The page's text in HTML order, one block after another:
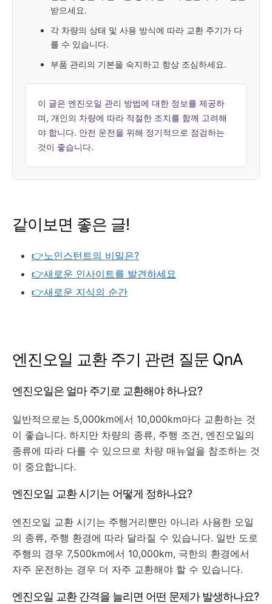
받으세요.
각 차량의 상태 및 사용 방식에 따라 교환 주기가 다
를 수 있습니다.
부품 관리의 기본을 숙지하고 항상 조심하세요.
이 글은 엔진오일 관리 방법에 대한 정보를 제공하
며, 개인의 차량에 따라 적절한 조치를 함께 고려해
야 합니다. 안전 운전을 위해 정기적으로 점검하는
것이 좋습니다.
같이보면 좋은 글!
👉노인스턴트의 비밀은?
👉새로운 인사이트를 발견하세요
👉새로운 지식의 순간
엔진오일 교환 주기 관련 질문 QnA
엔진오일은 얼마 주기로 교환해야 하나요?
일반적으로는 5,000km에서 10,000km마다 교환하는 것
이 좋습니다. 하지만 차량의 종류, 주행 조건, 엔진오일의
종류에 따라 다를 수 있으므로 차량 매뉴얼을 참조하는 것
이 중요합니다.
엔진오일 교환 시기는 어떻게 정하나요?
엔진오일 교환 시기는 주행거리뿐만 아니라 사용한 오일
의 종류, 주행 환경에 따라 달라질 수 있습니다. 일반 도로
주행의 경우 7,500km에서 10,000km, 극한의 환경에서
자주 운전하는 경우 더 자주 교환해야 할 수 있습니다.
엔진오일 교환 간격을 늘리면 어떤 문제가 발생하나요?